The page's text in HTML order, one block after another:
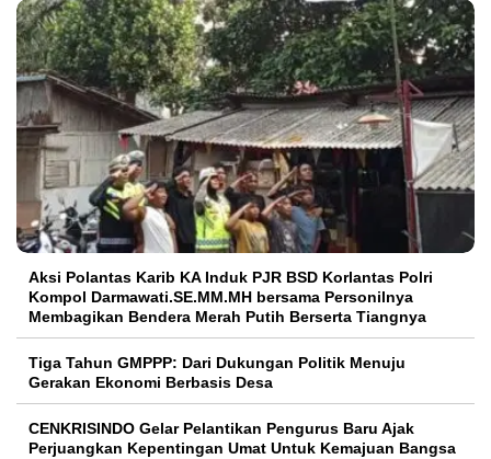
Aksi Polantas Karib KA Induk PJR BSD Korlantas Polri
Kompol Darmawati.SE.MM.MH bersama Personilnya
Membagikan Bendera Merah Putih Berserta Tiangnya
Tiga Tahun GMPPP: Dari Dukungan Politik Menuju
Gerakan Ekonomi Berbasis Desa
CENKRISINDO Gelar Pelantikan Pengurus Baru Ajak
Perjuangkan Kepentingan Umat Untuk Kemajuan Bangsa